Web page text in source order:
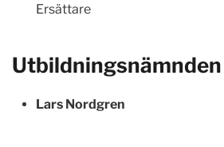
Ersättare
Utbildningsnämnden
Lars Nordgren